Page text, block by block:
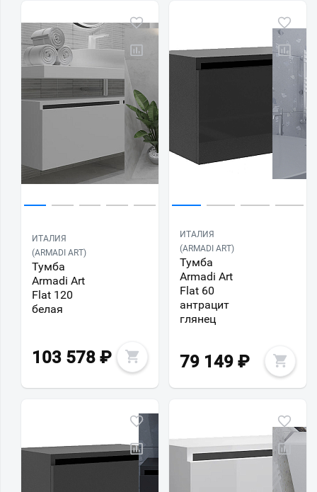
ИТАЛИЯ
(ARMADI ART)
Тумба
Armadi Art
Flat 120
белая
103 578 ₽
ИТАЛИЯ
(ARMADI ART)
Тумба
Armadi Art
Flat 60
антрацит
глянец
79 149 ₽